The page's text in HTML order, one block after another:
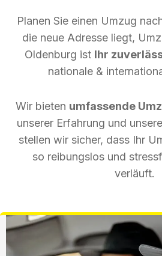
Planen Sie einen Umzug
die neue Adresse liegt,
Oldenburg ist Ihr
nationale &
Wir bieten umfassende
unserer Erfahrung und
stellen wir sicher, dass Ihr
so reibungslos und
verläuft.